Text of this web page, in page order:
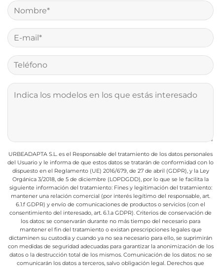
URBEADAPTA S.L. es el Responsable del tratamiento de los datos personales
del Usuario y le informa de que estos datos se tratarán de conformidad con lo
dispuesto en el Reglamento (UE) 2016/679, de 27 de abril (GDPR), y la Ley
Orgánica 3/2018, de 5 de diciembre (LOPDGDD), por lo que se le facilita la
siguiente información del tratamiento:Fines y legitimación del tratamiento:
mantener una relación comercial (por interés legítimo del responsable, art.
6.1.f GDPR) y envío de comunicaciones de productos o servicios (con el
consentimiento del interesado, art. 6.1.a GDPR). Criterios de conservación de
los datos: se conservarán durante no más tiempo del necesario para
mantener el fin del tratamiento o existan prescripciones legales que
dictaminen su custodia y cuando ya no sea necesario para ello, se suprimirán
con medidas de seguridad adecuadas para garantizar la anonimización de los
datos o la destrucción total de los mismos. Comunicación de los datos: no se
comunicarán los datos a terceros, salvo obligación legal. Derechos que